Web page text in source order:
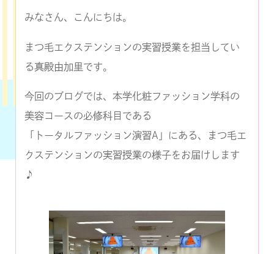
みなさん、こんにちは。
まつ毛エクステンションの実習授業を担当してい
る真殿由加里です。
今回のブログでは、本学化粧ファッション学科の
美容コースの必修科目である
「トータルファッション演習A」にある、まつ毛エ
クステンションの実習授業の様子をお届けします
♪